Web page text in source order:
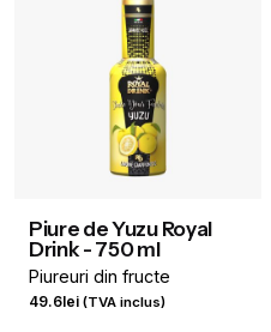
Piure de Yuzu Royal
Drink - 750 ml
Piureuri din fructe
49.6lei (TVA inclus)